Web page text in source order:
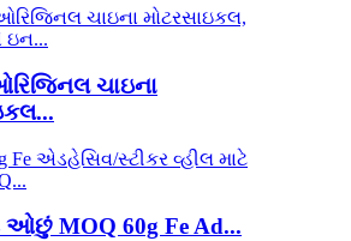
ચાઇના
ઓછું MOQ 60g Fe Ad...